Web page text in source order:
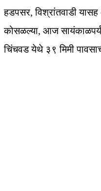
हडपसर, विश्रांतवाडी यासह
कोसळल्या, आज
चिंचवड येथे ३९ मिमी